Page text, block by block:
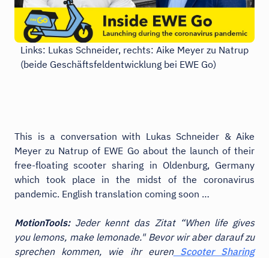
Links: Lukas Schneider, rechts: Aike Meyer zu Natrup
(beide Geschäftsfeldentwicklung bei EWE Go)
This is a conversation with Lukas Schneider & Aike
Meyer zu Natrup of EWE Go about the launch of their
free-floating scooter sharing in Oldenburg, Germany
which took place in the midst of the coronavirus
pandemic. English translation coming soon …
MotionTools: Jeder kennt das Zitat “When life gives
you lemons, make lemonade." Bevor wir aber darauf zu
sprechen kommen, wie ihr eurenScooter Sharing